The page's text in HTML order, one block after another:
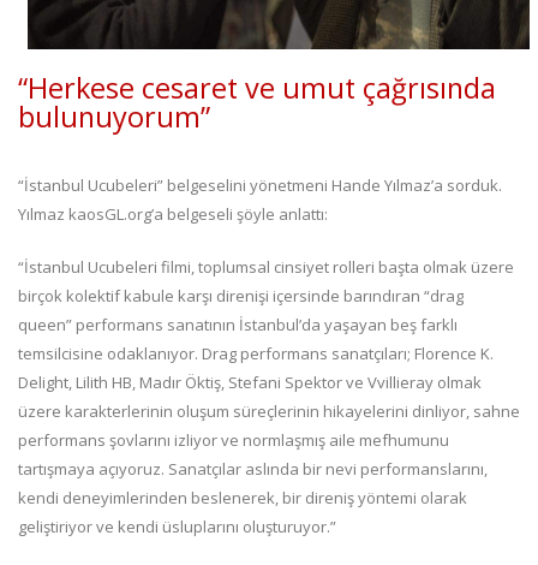
“Herkese cesaret ve umut çağrısında
bulunuyorum”
“İstanbul Ucubeleri” belgeselini yönetmeni Hande Yılmaz’a sorduk.
Yılmaz kaosGL.org’a belgeseli şöyle anlattı:
“İstanbul Ucubeleri filmi, toplumsal cinsiyet rolleri başta olmak üzere
birçok kolektif kabule karşı direnişi içersinde barındıran “drag
queen” performans sanatının İstanbul’da yaşayan beş farklı
temsilcisine odaklanıyor. Drag performans sanatçıları; Florence K.
Delight, Lilith HB, Madır Öktiş, Stefani Spektor ve Vvillieray olmak
üzere karakterlerinin oluşum süreçlerinin hikayelerini dinliyor, sahne
performans şovlarını izliyor ve normlaşmış aile mefhumunu
tartışmaya açıyoruz. Sanatçılar aslında bir nevi performanslarını,
kendi deneyimlerinden beslenerek, bir direniş yöntemi olarak
geliştiriyor ve kendi üsluplarını oluşturuyor.”